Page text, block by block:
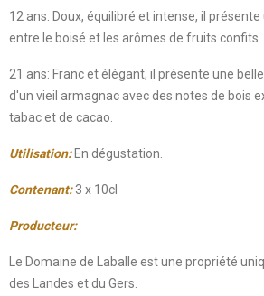
12 ans: Doux, équilibré et intense, il
entre le boisé et les arômes de fruits confits.
21 ans: Franc et élégant, il présente une
d'un vieil armagnac avec des notes de bois
tabac et de cacao.
Utilisation: En dégustation.
Contenant:3 x 10cl
Producteur:
Le Domaine de Laballe est une propriété
des Landes et du Gers.